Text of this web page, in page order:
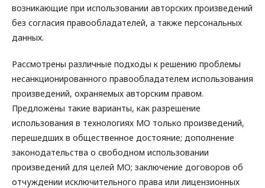
возникающие при использовании авторских произведений
без согласия правообладателей, а также персональных
данных.
Рассмотрены различные подходы к решению проблемы
несанкционированного правообладателем использования
произведений, охраняемых авторским правом.
Предложены такие варианты, как разрешение
использования в технологиях МО только произведений,
перешедших в общественное достояние; дополнение
законодательства о свободном использовании
произведений для целей МО; заключение договоров об
отчуждении исключительного права или лицензионных